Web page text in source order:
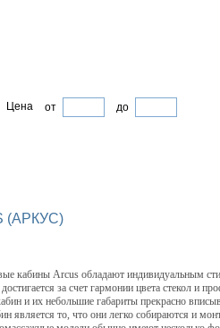
Цена от до
(АРКУС)
кабины Arcus обладают индивидуальным
за счет гармонии цвета стекол и
и их небольшие габариты прекрасно
то, что они легко собираются и